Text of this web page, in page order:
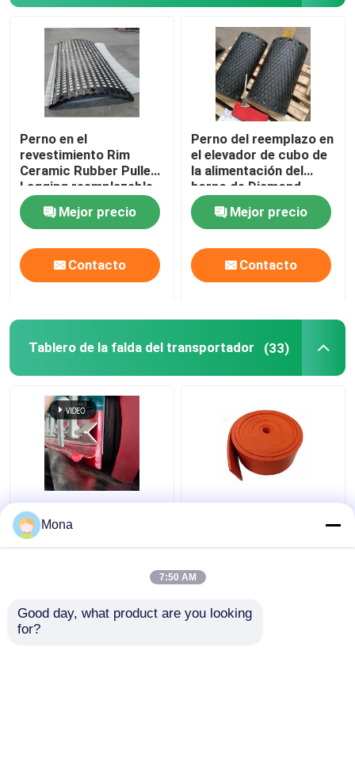
Perno en el
revestimiento Rim
Ceramic Rubber Pulley
Lagging reemplazable
de la polea del
transportador
Mejor precio
Contacto
Perno del reemplazo en
el elevador de cubo de
la alimentación del
horno de Diamond
Drum Pulley Lagging
For
Mejor precio
Contacto
Tablero de la falda del transportador (33)
Correa que bordea el
tipo dual de
aislamiento el bordear
Transportador de
goma de goma natural
bordea 40
Mona
7:50 AM
Good day, what product are you looking
for?